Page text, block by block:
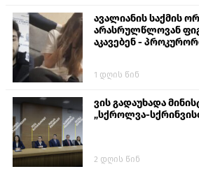
ავალიანის საქმის ორ
არასრულწლოვან
აკავებენ -
1 დღის წინ
ვის გადაუხადა
„სქროლვა-
2 დღის წინ